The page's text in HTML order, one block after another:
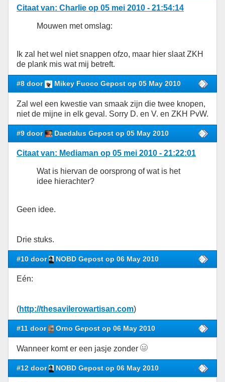
Citaat van: Charlie op 05 mei 2010 - 21:54:14
Mouwen met omslag:
Ik zal het wel niet snappen ofzo, maar hier slaat ZKH
de plank mis wat mij betreft.
#8 door Mikey Fuoco Gepost op 05 May 2010
Zal wel een kwestie van smaak zijn die twee knopen,
niet de mijne in elk geval. Sorry D. en V. en ZKH PvW.
#9 door Daedalus Gepost op 05 May 2010
Citaat van: Mediaman op 05 mei 2010 - 21:22:01
Wat is hiervan de oorsprong of wat is het
idee hierachter?
Geen idee.
Drie stuks.
#10 door NOBD Gepost op 06 May 2010
Eén:
(http://thesavilerowartisan.com)
#11 door Orno Gepost op 06 May 2010
Wanneer komt er een jasje zonder
#12 door NOBD Gepost op 06 May 2010